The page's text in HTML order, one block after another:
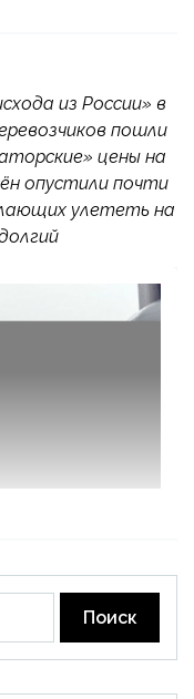
из России» в
пошли
цены на
опустили почти
улететь на